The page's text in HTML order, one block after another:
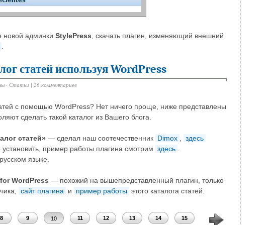
новой админки StylePress , скачать плагин, изменяющий внешний
статей используя WordPress
· Статьи | 26 комментариев
с помощью WordPress? Нет ничего проще, ниже представлены
сделать такой каталог из Вашего блога.
статей» — сделал наш соотечественник Dimox
здесь
установить, пример работы плагина смотрим здесь
языке.
WordPress — похожий на вышепредставленный плагин, только
сайт плагина и пример работы этого каталога статей.
8 9 10 11 12 13 14 15 16